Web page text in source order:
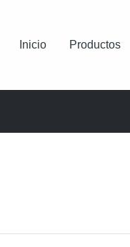
Inicio Productos